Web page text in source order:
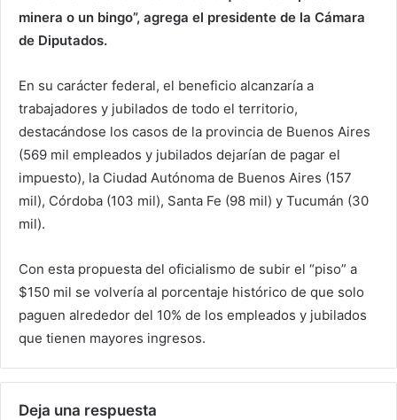
minera o un bingo”, agrega el presidente de la Cámara
de Diputados.
En su carácter federal, el beneficio alcanzaría a
trabajadores y jubilados de todo el territorio,
destacándose los casos de la provincia de Buenos Aires
(569 mil empleados y jubilados dejarían de pagar el
impuesto), la Ciudad Autónoma de Buenos Aires (157
mil), Córdoba (103 mil), Santa Fe (98 mil) y Tucumán (30
mil).
Con esta propuesta del oficialismo de subir el “piso” a
$150 mil se volvería al porcentaje histórico de que solo
paguen alrededor del 10% de los empleados y jubilados
que tienen mayores ingresos.
Deja una respuesta